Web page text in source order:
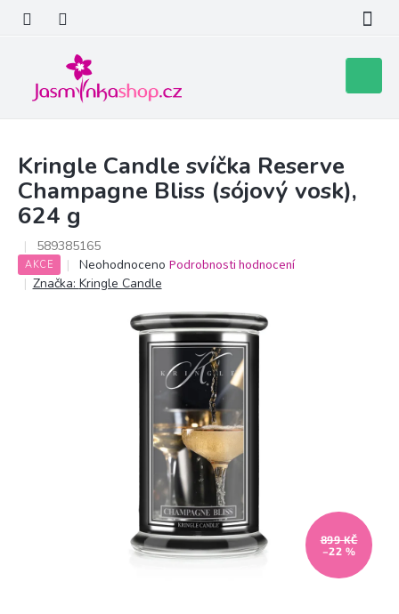
obsah
košík
Kringle Candle svíčka Reserve
Champagne Bliss (sójový vosk),
624 g
589385165
AKCE
Průměrné
hodnocení
Neohodnoceno Podrobnosti hodnocení
Značka: Kringle Candle
899 KČ
–22 %